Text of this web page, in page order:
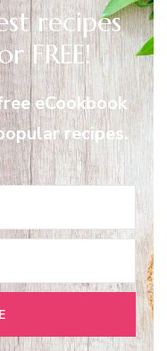
recipes
FREE!
eCookbook
recipes.